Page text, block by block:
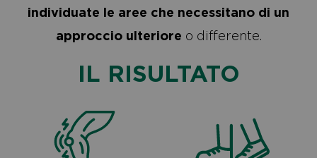
individuate le aree che necessitano di un
approccio ulteriore o differente.
IL RISULTATO